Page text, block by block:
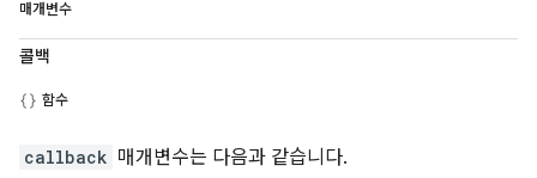
매개변수
콜백
함수
callback 매개변수는 다음과 같습니다.